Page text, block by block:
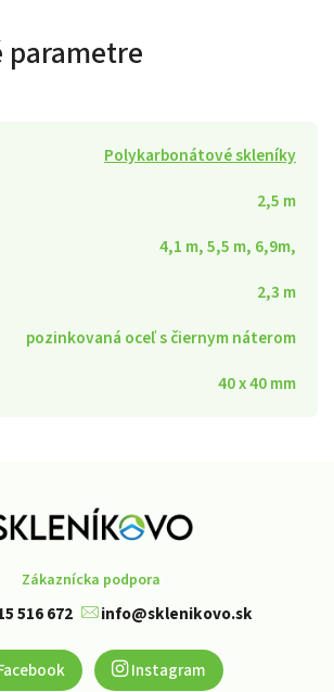
parametre
Polykarbonátové skleníky
2,5 m
4,1 m, 5,5 m, 6,9m,
2,3 m
pozinkovaná oceľ s čiernym náterom
40 x 40 mm
Zákaznícka podpora
516 672 info@sklenikovo.sk
Instagram